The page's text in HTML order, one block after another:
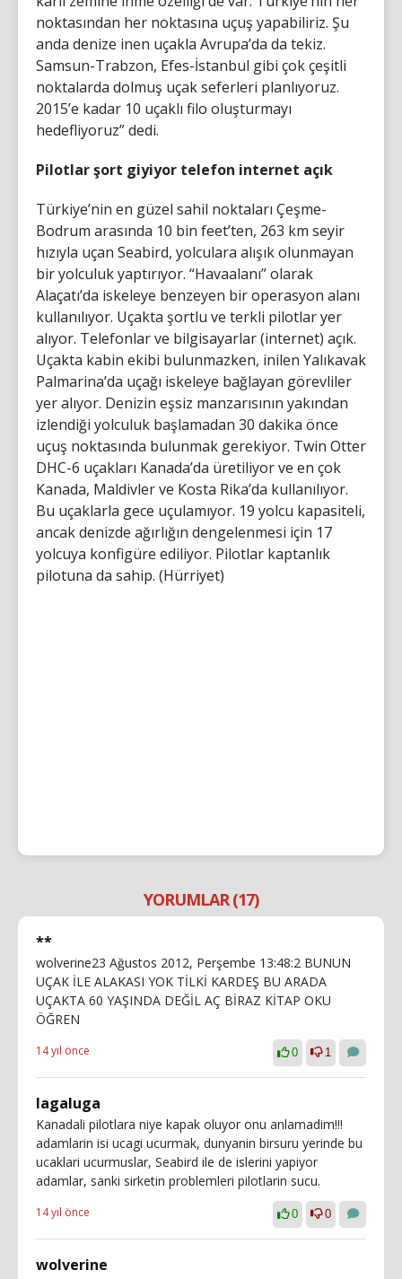
noktasından her noktasına uçuş yapabiliriz. Şu
anda denize inen uçakla Avrupa’da da tekiz.
Samsun-Trabzon, Efes-İstanbul gibi çok çeşitli
noktalarda dolmuş uçak seferleri planlıyoruz.
2015’e kadar 10 uçaklı filo oluşturmayı
hedefliyoruz” dedi.
Pilotlar şort giyiyor telefon internet açık
Türkiye’nin en güzel sahil noktaları Çeşme-
Bodrum arasında 10 bin feet’ten, 263 km seyir
hızıyla uçan Seabird, yolculara alışık olunmayan
bir yolculuk yaptırıyor. “Havaalanı” olarak
Alaçatı’da iskeleye benzeyen bir operasyon alanı
kullanılıyor. Uçakta şortlu ve terkli pilotlar yer
alıyor. Telefonlar ve bilgisayarlar (internet) açık.
Uçakta kabin ekibi bulunmazken, inilen Yalıkavak
Palmarina’da uçağı iskeleye bağlayan görevliler
yer alıyor. Denizin eşsiz manzarısının yakından
izlendiği yolculuk başlamadan 30 dakika önce
uçuş noktasında bulunmak gerekiyor. Twin Otter
DHC-6 uçakları Kanada’da üretiliyor ve en çok
Kanada, Maldivler ve Kosta Rika’da kullanılıyor.
Bu uçaklarla gece uçulamıyor. 19 yolcu kapasiteli,
ancak denizde ağırlığın dengelenmesi için 17
yolcuya konfigüre ediliyor. Pilotlar kaptanlık
pilotuna da sahip. (Hürriyet)
YORUMLAR (17)
**
wolverine23 Ağustos 2012, Perşembe 13:48:2 BUNUN
UÇAK İLE ALAKASI YOK TİLKİ KARDEŞ BU ARADA
UÇAKTA 60 YAŞINDA DEĞİL AÇ BİRAZ KİTAP OKU
ÖĞREN
14 yıl önce 0 1
lagaluga
Kanadali pilotlara niye kapak oluyor onu anlamadim!!!
adamlarin isi ucagi ucurmak, dunyanin birsuru yerinde bu
ucaklari ucurmuslar, Seabird ile de islerini yapiyor
adamlar, sanki sirketin problemleri pilotlarin sucu.
14 yıl önce 0 0
wolverine